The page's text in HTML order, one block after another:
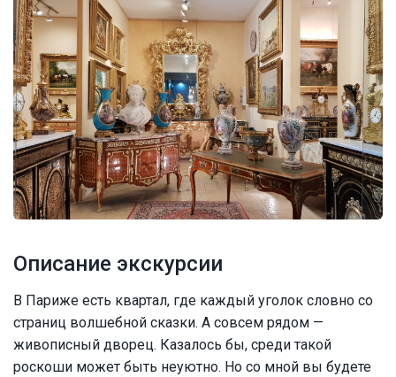
Описание экскурсии
В Париже есть квартал, где каждый уголок словно со
страниц волшебной сказки. А совсем рядом —
живописный дворец. Казалось бы, среди такой
роскоши может быть неуютно. Но со мной вы будете